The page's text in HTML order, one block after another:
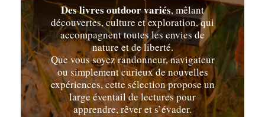
Des livres outdoor variés, mêlant
découvertes, culture et exploration, qui
accompagnent toutes les envies de
nature et de liberté.
Que vous soyez randonneur, navigateur
ou simplement curieux de nouvelles
expériences, cette sélection propose un
large éventail de lectures pour
apprendre, rêver et s’évader.